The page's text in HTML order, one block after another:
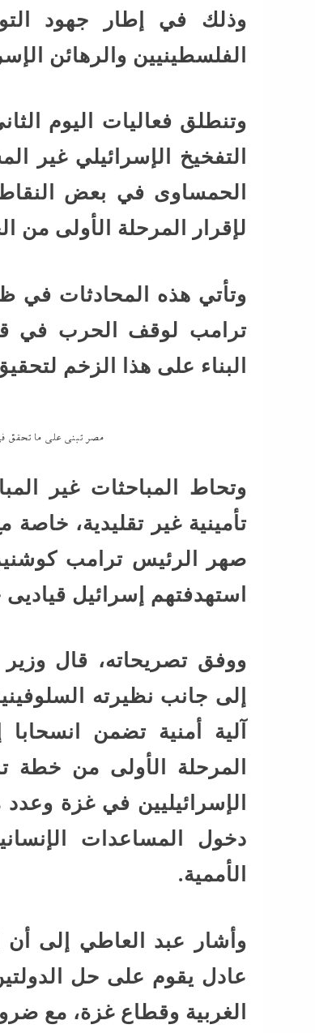
وذلك في إطار جهود
الفلسطينيين والرهائن
وتنطلق فعاليات اليوم
التفخيخ الإسرائيلي غير
الحمساوى في بعض
لإقرار المرحلة الأولى من
وتأتي هذه المحادثات
ترامب لوقف الحرب في
البناء على هذا الزخم
مصر تبني على ما تحقق في
وتحاط المباحثات غير
تأمينية غير تقليدية،
صهر الرئيس ترامب
استهدفتهم إسرائيل
ووفق تصريحاته، قال وزير
إلى جانب نظيرته
آلية أمنية تضمن
المرحلة الأولى من خطة
الإسرائيليين في غزة
دخول المساعدات
الأممية.
وأشار عبد العاطي إلى
عادل يقوم على حل
الغربية وقطاع غزة، مع